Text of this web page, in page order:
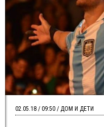
02.05.18 / 09:50 / ДОМ И ДЕТИ